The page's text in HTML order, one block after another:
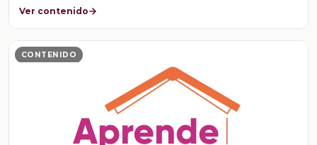
Ver contenido
CONTENIDO